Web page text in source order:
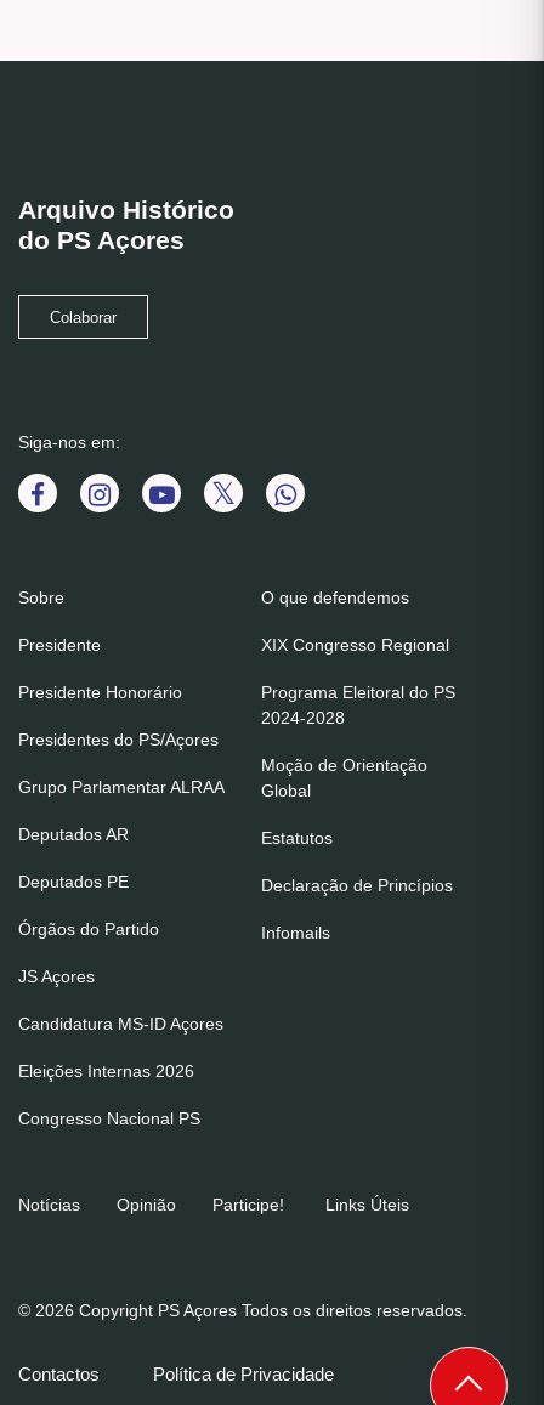
Arquivo Histórico
do PS Açores
Colaborar
Siga-nos em:
Sobre
Presidente
Presidente Honorário
Presidentes do PS/Açores
Grupo Parlamentar ALRAA
Deputados AR
Deputados PE
Órgãos do Partido
JS Açores
Candidatura MS-ID Açores
Eleições Internas 2026
Congresso Nacional PS
O que defendemos
XIX Congresso Regional
Programa Eleitoral do PS
2024-2028
Moção de Orientação
Global
Estatutos
Declaração de Princípios
Infomails
Notícias Opinião Participe! Links Úteis
© 2026 Copyright PS Açores Todos os direitos reservados.
Contactos Política de Privacidade